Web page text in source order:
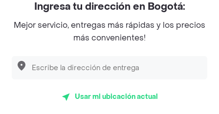
Salmón en Salsa Teriyaki
Salmón 250 gr, salteado a la plancha
$ 58.500
Salmón Agridulce
Ingresa tu dirección en Bogotá:
Mejor servicio, entregas más rápidas y los precios
más convenientes!
Usar mi ubicación actual